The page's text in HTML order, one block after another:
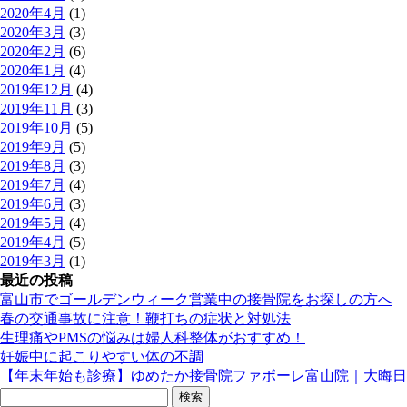
2020年4月 (1)
2020年3月 (3)
2020年2月 (6)
2020年1月 (4)
2019年12月 (4)
2019年11月 (3)
2019年10月 (5)
2019年9月 (5)
2019年8月 (3)
2019年7月 (4)
2019年6月 (3)
2019年5月 (4)
2019年4月 (5)
2019年3月 (1)
最近の投稿
富山市でゴールデンウィーク営業中の接骨院をお探しの方へ
春の交通事故に注意！鞭打ちの症状と対処法
生理痛やPMSの悩みは婦人科整体がおすすめ！
妊娠中に起こりやすい体の不調
【年末年始も診療】ゆめたか接骨院ファボーレ富山院｜大晦
検